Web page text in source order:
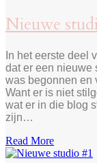
Nieuwe
In het eerste deel
dat er een nieuwe
was begonnen en
Want er is niet
wat er in die blog
zijn…
Read More